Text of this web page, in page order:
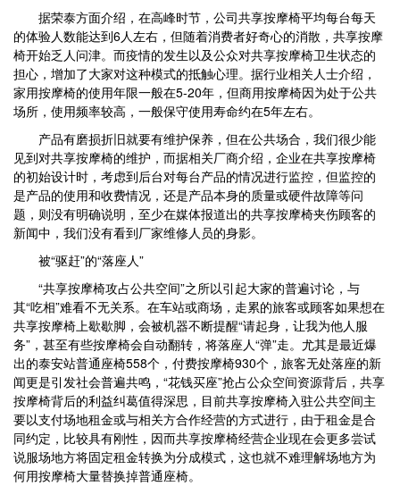
据荣泰方面介绍，在高峰时节，公司共享按摩椅平均每台每天
的体验人数能达到6人左右，但随着消费者好奇心的消散，共享按摩
椅开始乏人问津。而疫情的发生以及公众对共享按摩椅卫生状态的
担心，增加了大家对这种模式的抵触心理。据行业相关人士介绍，
家用按摩椅的使用年限一般在5-20年，但商用按摩椅因为处于公共
场所，使用频率较高，一般保守使用寿命约在5年左右。
产品有磨损折旧就要有维护保养，但在公共场合，我们很少能
见到对共享按摩椅的维护，而据相关厂商介绍，企业在共享按摩椅
的初始设计时，考虑到后台对每台产品的情况进行监控，但监控的
是产品的使用和收费情况，还是产品本身的质量或硬件故障等问
题，则没有明确说明，至少在媒体报道出的共享按摩椅夹伤顾客的
新闻中，我们没有看到厂家维修人员的身影。
被“驱赶”的“落座人”
“共享按摩椅攻占公共空间”之所以引起大家的普遍讨论，与
其“吃相”难看不无关系。在车站或商场，走累的旅客或顾客如果想在
共享按摩椅上歇歇脚，会被机器不断提醒“请起身，让我为他人服
务”，甚至有些按摩椅会自动翻转，将落座人“弹”走。尤其是最近爆
出的泰安站普通座椅558个，付费按摩椅930个，旅客无处落座的新
闻更是引发社会普遍共鸣，“花钱买座”抢占公众空间资源背后，共享
按摩椅背后的利益纠葛值得深思，目前共享按摩椅入驻公共空间主
要以支付场地租金或与相关方合作经营的方式进行，由于租金是合
同约定，比较具有刚性，因而共享按摩椅经营企业现在会更多尝试
说服场地方将固定租金转换为分成模式，这也就不难理解场地方为
何用按摩椅大量替换掉普通座椅。